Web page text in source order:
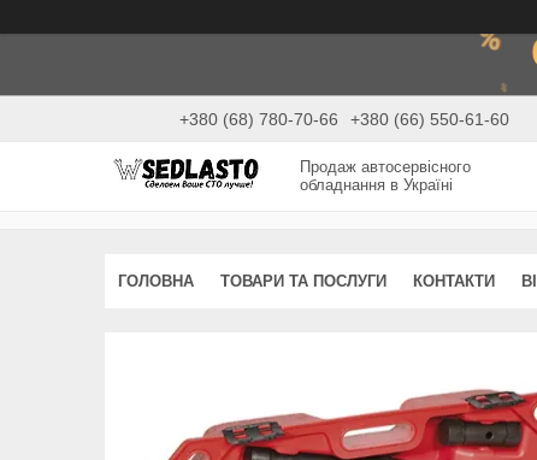
+380 (68) 780-70-66 +380 (66) 550-61-60
Продаж автосервісного
обладнання в Україні
ГОЛОВНА ТОВАРИ ТА ПОСЛУГИ КОНТАКТИ